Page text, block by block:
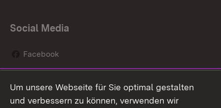
Social Media
Facebook
Social Wall
Um unsere Webseite für Sie optimal gestalten
und verbessern zu können, verwenden wir